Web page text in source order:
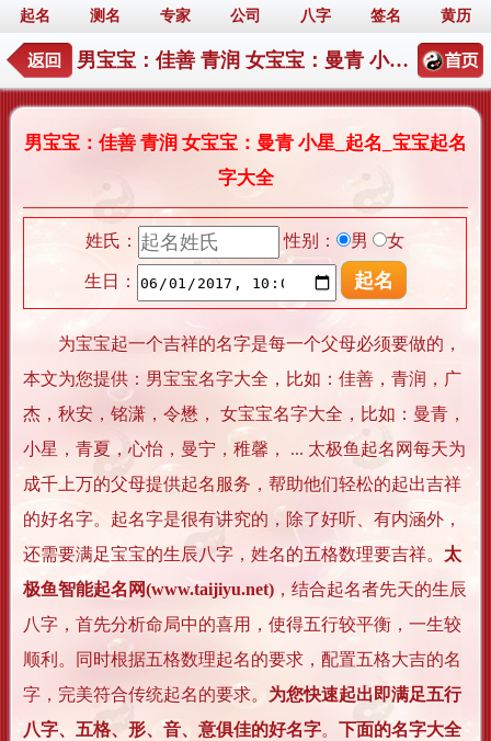
起名 测名 专家 公司 八字 签名 黄历
男宝宝：佳善 青润 女宝宝：曼青 小星_起名_宝宝起名字大全
男宝宝：佳善 青润 女宝宝：曼青 小星_起名_宝宝起名
字大全
姓氏： 性别： 男 女
生日：
为宝宝起一个吉祥的名字是每一个父母必须要做的，
本文为您提供：男宝宝名字大全，比如：佳善，青润，广
杰，秋安，铭潇，令懋， 女宝宝名字大全，比如：曼青，
小星，青夏，心怡，曼宁，稚馨， ... 太极鱼起名网每天为
成千上万的父母提供起名服务，帮助他们轻松的起出吉祥
的好名字。起名字是很有讲究的，除了好听、有内涵外，
还需要满足宝宝的生辰八字，姓名的五格数理要吉祥。 太
极鱼智能起名网(www.taijiyu.net) ，结合起名者先天的生辰
八字，首先分析命局中的喜用，使得五行较平衡，一生较
顺利。同时根据五格数理起名的要求，配置五格大吉的名
字，完美符合传统起名的要求。 为您快速起出即满足五行
八字、五格、形、音、意俱佳的好名字。 下面的名字大全